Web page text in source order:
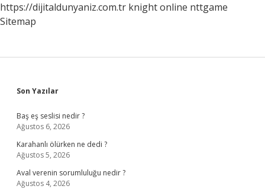
https://dijitaldunyaniz.com.tr knight online nttgame
Sitemap
Sidebar
Son Yazılar
Baş eş seslisi nedir ?
Ağustos 6, 2026
Karahanlı ölürken ne dedi ?
Ağustos 5, 2026
Aval verenin sorumluluğu nedir ?
Ağustos 4, 2026